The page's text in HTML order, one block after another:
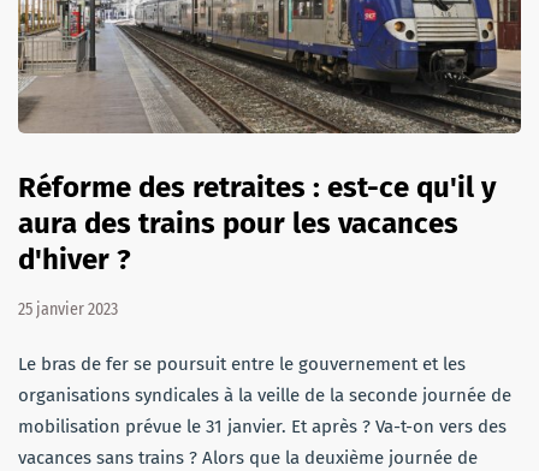
Réforme des retraites : est-ce qu'il y
aura des trains pour les vacances
d'hiver ?
25 janvier 2023
Le bras de fer se poursuit entre le gouvernement et les
organisations syndicales à la veille de la seconde journée de
mobilisation prévue le 31 janvier. Et après ? Va-t-on vers des
vacances sans trains ? Alors que la deuxième journée de